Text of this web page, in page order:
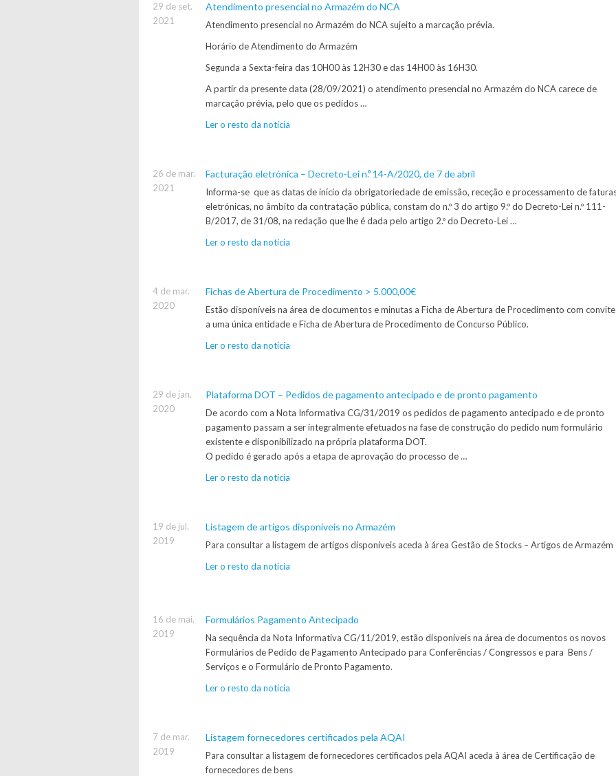
29 de set.
2021
Atendimento presencial no Armazém do NCA
Atendimento presencial no Armazém do NCA sujeito a marcação prévia.
Horário de Atendimento do Armazém
Segunda a Sexta-feira das 10H00 às 12H30 e das 14H00 às 16H30.
A partir da presente data (28/09/2021) o atendimento presencial no Armazém do NCA carece de
marcação prévia, pelo que os pedidos …
Ler o resto da notícia
26 de mar.
2021
Facturação eletrónica – Decreto-Lei n.º 14-A/2020, de 7 de abril
Informa-se que as datas de início da obrigatoriedade de emissão, receção e processamento de
eletrónicas, no âmbito da contratação pública, constam do n.º 3 do artigo 9.º do Decreto-Lei n.º 111-
B/2017, de 31/08, na redação que lhe é dada pelo artigo 2.º do Decreto-Lei …
Ler o resto da notícia
4 de mar.
2020
Fichas de Abertura de Procedimento > 5.000,00€
Estão disponíveis na área de documentos e minutas a Ficha de Abertura de Procedimento com convite
a uma única entidade e Ficha de Abertura de Procedimento de Concurso Público.
Ler o resto da notícia
29 de jan.
2020
Plataforma DOT – Pedidos de pagamento antecipado e de pronto pagamento
De acordo com a Nota Informativa CG/31/2019 os pedidos de pagamento antecipado e de pronto
pagamento passam a ser integralmente efetuados na fase de construção do pedido num formulário
existente e disponibilizado na própria plataforma DOT.
O pedido é gerado após a etapa de aprovação do processo de …
Ler o resto da notícia
19 de jul.
2019
Listagem de artigos disponíveis no Armazém
Para consultar a listagem de artigos disponíveis aceda à área Gestão de Stocks – Artigos de Armazém
Ler o resto da notícia
16 de mai.
2019
Formulários Pagamento Antecipado
Na sequência da Nota Informativa CG/11/2019, estão disponíveis na área de documentos os novos
Formulários de Pedido de Pagamento Antecipado para Conferências / Congressos e para Bens /
Serviços e o Formulário de Pronto Pagamento.
Ler o resto da notícia
7 de mar.
2019
Listagem fornecedores certificados pela AQAI
Para consultar a listagem de fornecedores certificados pela AQAI aceda à área de Certificação de
fornecedores de bens